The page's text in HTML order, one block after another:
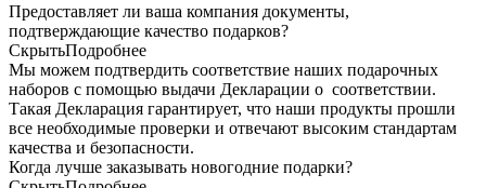
Предоставляет ли ваша компания документы,
подтверждающие качество подарков?
СкрытьПодробнее
Мы можем подтвердить соответствие наших подарочных
наборов с помощью выдачи Декларации о соответствии.
Такая Декларация гарантирует, что наши продукты прошли
все необходимые проверки и отвечают высоким стандартам
качества и безопасности.
Когда лучше заказывать новогодние подарки?